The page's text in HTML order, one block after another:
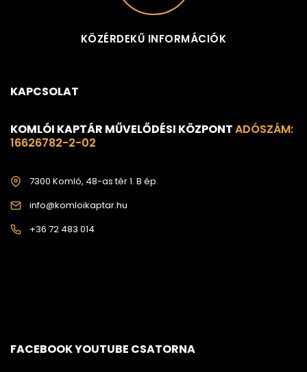
KÖZÉRDEKŰ INFORMÁCIÓK
KAPCSOLAT
KOMLÓI KAPTÁR MŰVELŐDÉSI KÖZPONTADÓSZÁM:
16626782-2-02
7300 Komló, 48-as tér 1. B ép.
info@komloikaptar.hu
+36 72 483 014
FACEBOOK YOUTUBE CSATORNA